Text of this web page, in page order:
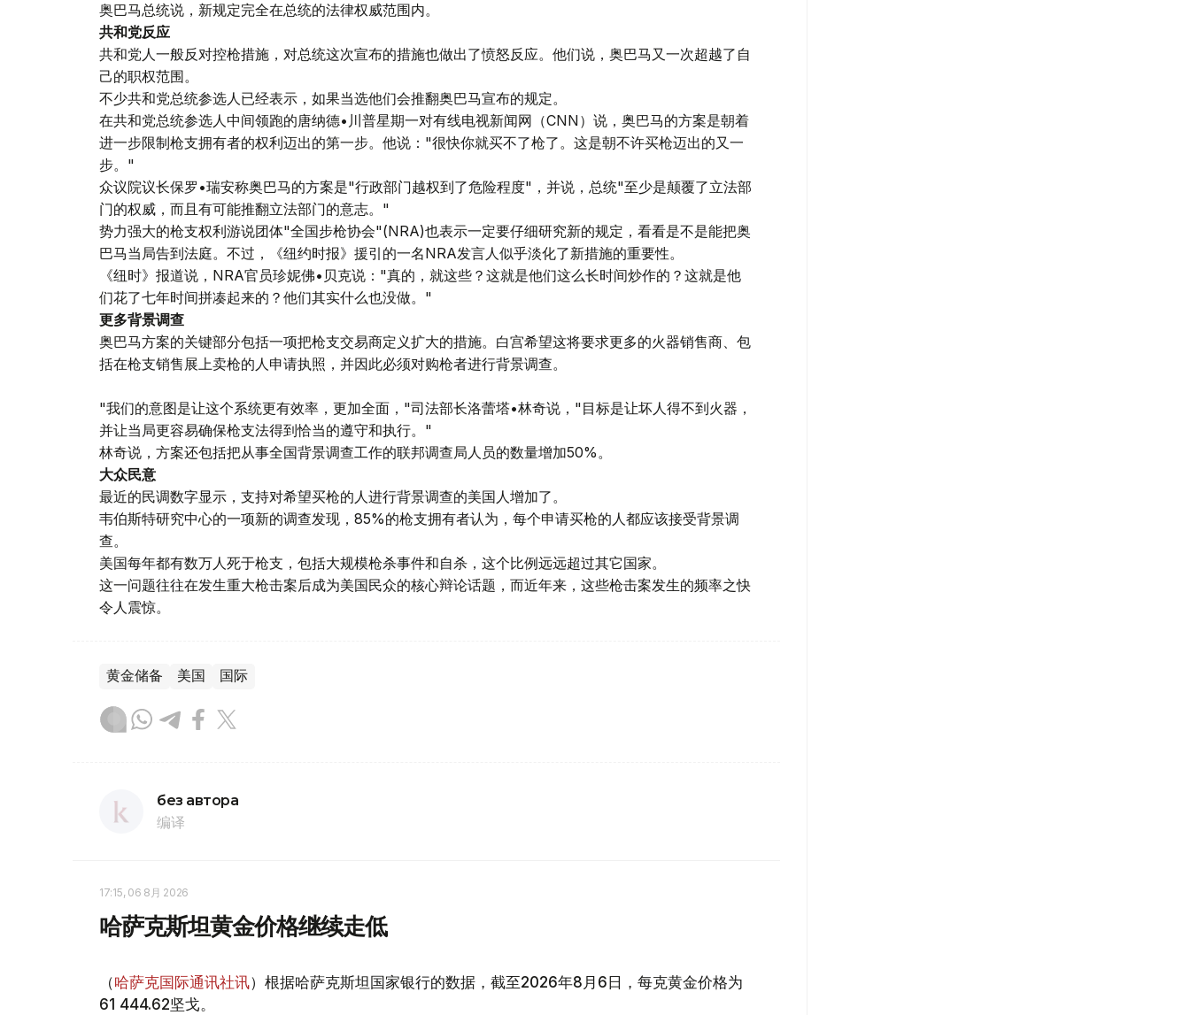
奥巴马总统说，新规定完全在总统的法律权威范围内。
共和党反应
共和党人一般反对控枪措施，对总统这次宣布的措施也做出了愤怒反应。他们说，奥巴马又一次超越了自
己的职权范围。
不少共和党总统参选人已经表示，如果当选他们会推翻奥巴马宣布的规定。
在共和党总统参选人中间领跑的唐纳德•川普星期一对有线电视新闻网（CNN）说，奥巴马的方案是朝着
进一步限制枪支拥有者的权利迈出的第一步。他说："很快你就买不了枪了。这是朝不许买枪迈出的又一
步。"
众议院议长保罗•瑞安称奥巴马的方案是"行政部门越权到了危险程度"，并说，总统"至少是颠覆了立法部
门的权威，而且有可能推翻立法部门的意志。"
势力强大的枪支权利游说团体"全国步枪协会"(NRA)也表示一定要仔细研究新的规定，看看是不是能把奥
巴马当局告到法庭。不过，《纽约时报》援引的一名NRA发言人似乎淡化了新措施的重要性。
《纽时》报道说，NRA官员珍妮佛•贝克说："真的，就这些？这就是他们这么长时间炒作的？这就是他
们花了七年时间拼凑起来的？他们其实什么也没做。"
更多背景调查
奥巴马方案的关键部分包括一项把枪支交易商定义扩大的措施。白宫希望这将要求更多的火器销售商、包
括在枪支销售展上卖枪的人申请执照，并因此必须对购枪者进行背景调查。
"我们的意图是让这个系统更有效率，更加全面，"司法部长洛蕾塔•林奇说，"目标是让坏人得不到火器，
并让当局更容易确保枪支法得到恰当的遵守和执行。"
林奇说，方案还包括把从事全国背景调查工作的联邦调查局人员的数量增加50%。
大众民意
最近的民调数字显示，支持对希望买枪的人进行背景调查的美国人增加了。
韦伯斯特研究中心的一项新的调查发现，85%的枪支拥有者认为，每个申请买枪的人都应该接受背景调
查。
美国每年都有数万人死于枪支，包括大规模枪杀事件和自杀，这个比例远远超过其它国家。
这一问题往往在发生重大枪击案后成为美国民众的核心辩论话题，而近年来，这些枪击案发生的频率之快
令人震惊。
黄金储备 美国 国际
без автора
编译
17:15, 06 8月 2026
哈萨克斯坦黄金价格继续走低
（哈萨克国际通讯社讯）根据哈萨克斯坦国家银行的数据，截至2026年8月6日，每克黄金价格为
61 444.62坚戈。